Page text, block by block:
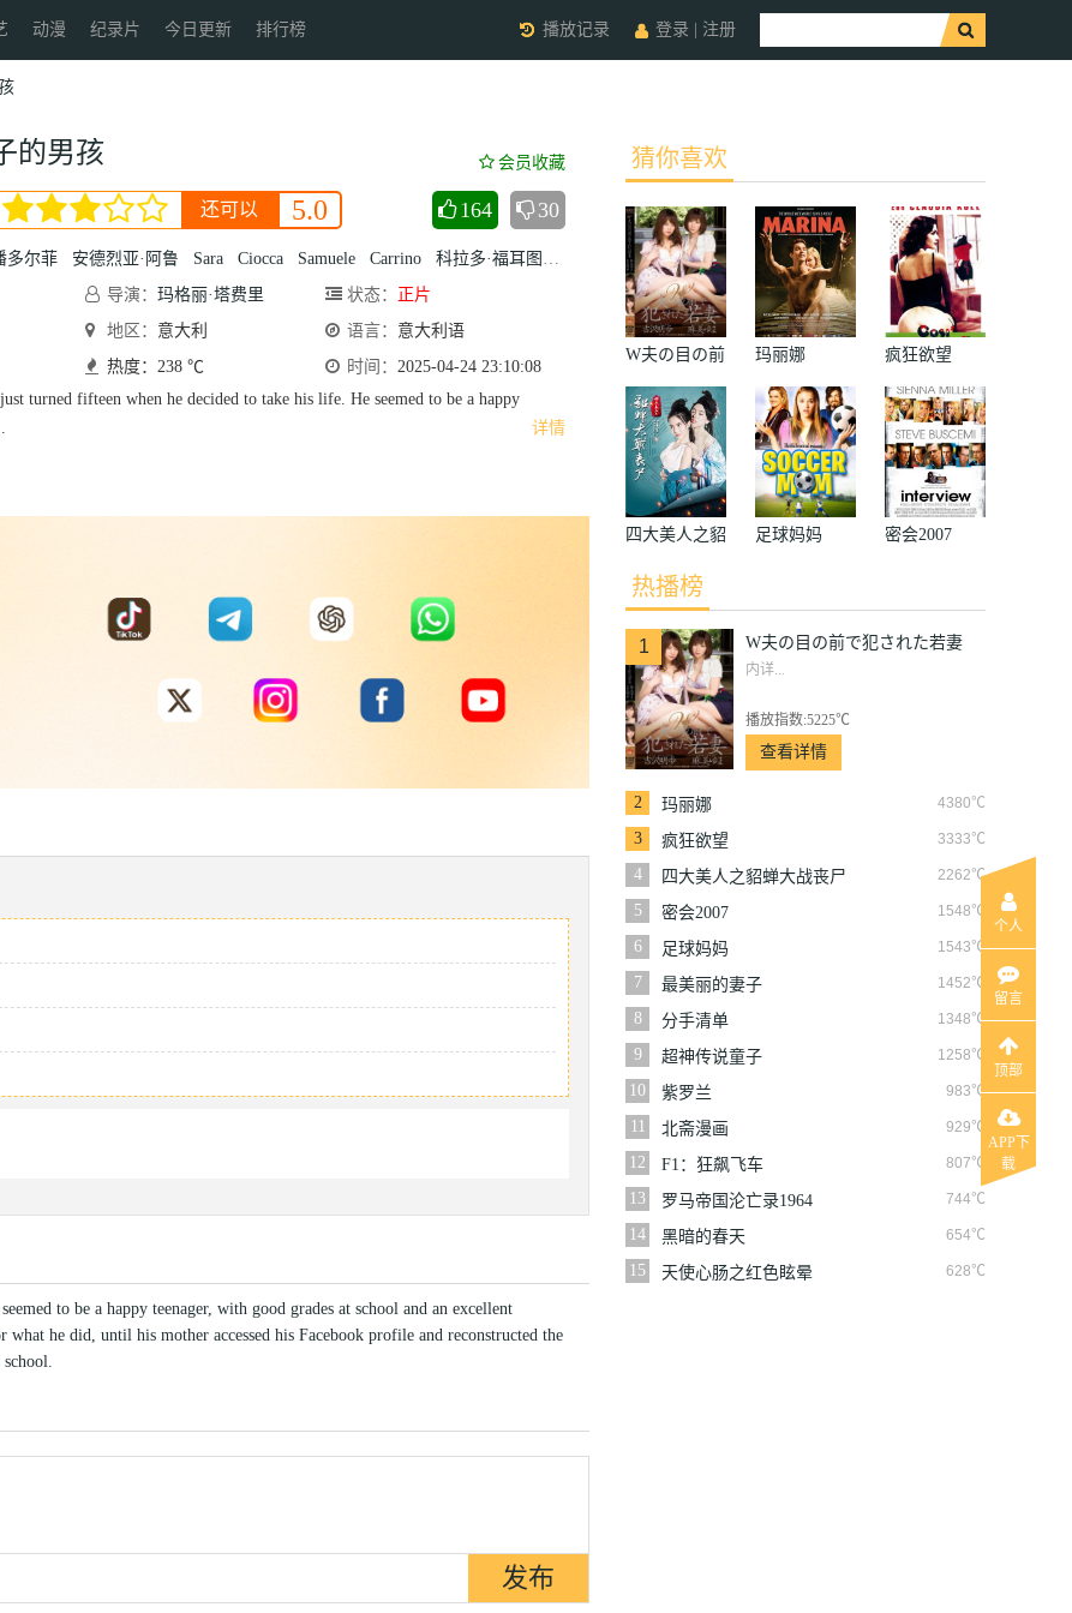
动漫 纪录片 今日更新 排行榜 登录 注册
播放记录
的男孩 会员收藏
还可以 5.0 164 30
多尔菲 安德烈亚·阿鲁 Sara Ciocca Samuele Carrino 科拉多·福耳图那 Palazzo Barbara Bovoli Maurizio Jiritano Pietro
导演： 玛格丽·塔费里 状态：
正片
地区： 意大利 语言： 意大利语
热度：238 ℃ 时间： 2025-04-24 23:10:08
详情
turned fifteen when he decided to take his life. He seemed to be a happy
to be a happy teenager, with good grades at school and an excellent
he did, until his mother accessed his Facebook profile and reconstructed the
猜你喜欢
W夫の目の前
で犯された若
妻
玛丽娜 疯狂欲望
四大美人之貂
蝉大战丧尸
足球妈妈 密会2007
热播榜
1 W夫の目の前で犯された若妻
内详...
播放指数:5225℃
查看详情
2 4380℃
玛丽娜
3
3333℃
疯狂欲望
4
2262℃
四大美人之貂蝉大战丧尸
5
1548℃
密会2007
6
1543℃
足球妈妈
7
1452℃
最美丽的妻子
8
1348℃
分手清单
9
1258℃
超神传说童子
10
983℃
紫罗兰
11
929℃
北斋漫画
12
807℃
F1：狂飙飞车
13
744℃
罗马帝国沦亡录1964
14
654℃
黑暗的春天
15
628℃
天使心肠之红色眩晕
个人
留言
顶部
APP下
载